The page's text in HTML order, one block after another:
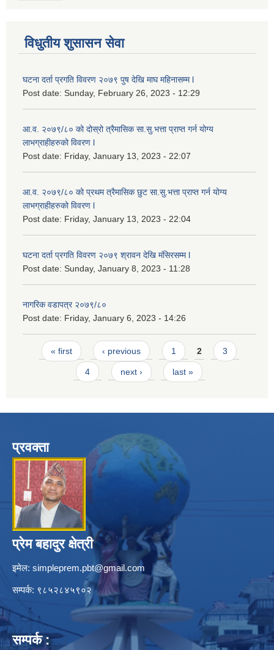
विधुतीय शुसासन सेवा
घटना दर्ता प्रगति विवरण २०७९ पुष देखि माघ महिनासम्म l
Post date: Sunday, February 26, 2023 - 12:29
आ.व. २०७९/८० को दोस्रो त्रैमासिक सा.सु.भ‍त्ता प्राप्त गर्न योग्य
लाभग्राहीहरुको विवरण l
Post date: Friday, January 13, 2023 - 22:07
आ.व. २०७९/८० को प्रथम त्रैमासिक छुट सा.सु.भ‍त्ता प्राप्त गर्न योग्य
लाभग्राहीहरुको विवरण l
Post date: Friday, January 13, 2023 - 22:04
घटना दर्ता प्रगति विवरण २०७९ श्रावन देखि मंसिरसम्म l
Post date: Sunday, January 8, 2023 - 11:28
नागरिक वडापत्र २०७९/८०
Post date: Friday, January 6, 2023 - 14:26
Pages
« first ‹ previous 1 2 3
4 next › last »
प्रवक्ता
प्रेम बहादुर क्षेत्री
इमेल: simpleprem.pbt@gmail.com
सम्पर्क: ९८५२८४५९०२
सम्पर्क :